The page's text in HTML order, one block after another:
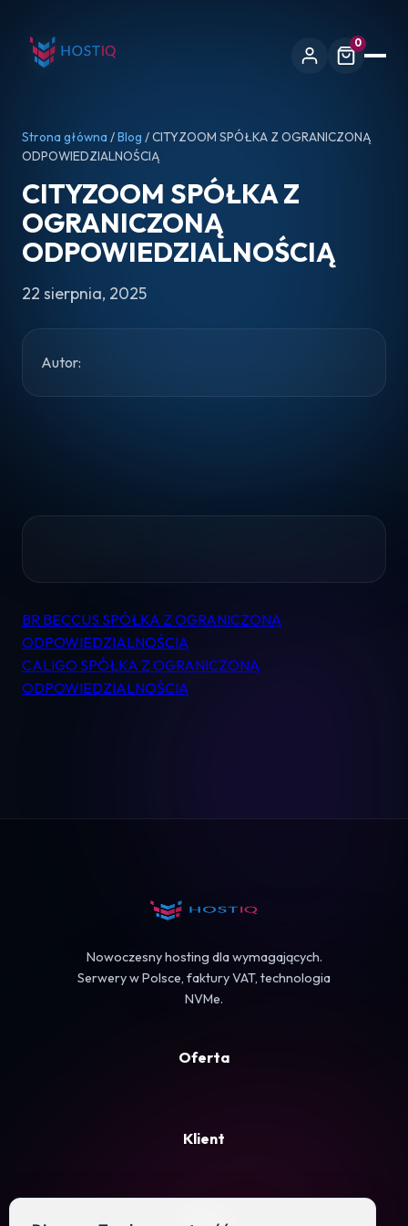
0
Pomoc
Kontakt
Strona główna /Blog / CITYZOOM SPÓŁKA Z OGRANICZONĄ
ODPOWIEDZIALNOŚCIĄ
CITYZOOM SPÓŁKA Z
OGRANICZONĄ
ODPOWIEDZIALNOŚCIĄ
22 sierpnia, 2025
Autor:
Nawigacja
wpisu
BR BECCUS SPÓŁKA Z OGRANICZONĄ
ODPOWIEDZIALNOŚCIĄ
CALIGO SPÓŁKA Z OGRANICZONĄ
ODPOWIEDZIALNOŚCIĄ
Nowoczesny hosting dla wymagających.
Serwery w Polsce, faktury VAT, technologia
NVMe.
Oferta
Klient
Firma